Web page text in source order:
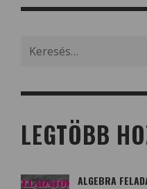
for:
LEGTÖBB
ALGEBRA